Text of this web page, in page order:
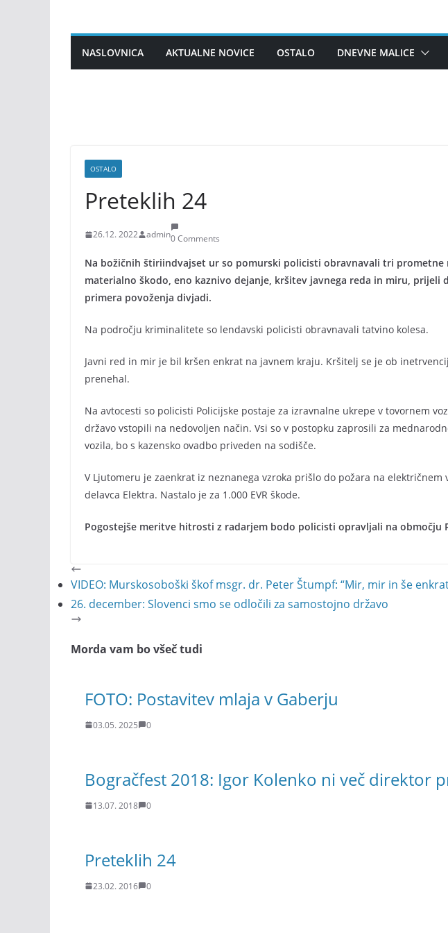
contentNASLOVNICA AKTUALNE NOVICE OSTALO DNEVNE MALICE
OSTALO
Preteklih 24
26.12. 2022 admin0 Comments
Na božičnih štiriindvajset ur so pomurski policisti obravnavali tri prometne
materialno škodo, eno kaznivo dejanje, kršitev javnega reda in miru, prijeli
primera povoženja divjadi.
Na področju kriminalitete so lendavski policisti obravnavali tatvino kolesa.
Javni red in mir je bil kršen enkrat na javnem kraju. Kršitelj se je ob
prenehal.
Na avtocesti so policisti Policijske postaje za izravnalne ukrepe v tovornem
državo vstopili na nedovoljen način. Vsi so v postopku zaprosili za
vozila, bo s kazensko ovadbo priveden na sodišče.
V Ljutomeru je zaenkrat iz neznanega vzroka prišlo do požara na električnem
delavca Elektra. Nastalo je za 1.000 EVR škode.
Pogostejše meritve hitrosti z radarjem bodo policisti opravljali na območju
VIDEO: Murskosoboški škof msgr. dr. Peter Štumpf: “Mir, mir in še
26. december: Slovenci smo se odločili za samostojno državo
Morda vam bo všeč tudi
FOTO: Postavitev mlaja v Gaberju
03.05. 2025 0
Bogračfest 2018: Igor Kolenko ni več direktor
13.07. 2018 0
Preteklih 24
23.02. 2016 0